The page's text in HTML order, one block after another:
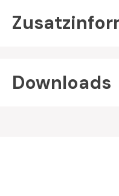
Downloads